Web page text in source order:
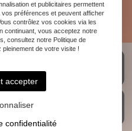
et publicitaires permettent
préférences et peuvent afficher
contrôlez vos cookies via les
continuant, vous acceptez notre
consultez notre Politique de
pleinement de votre visite !
accepter
confidentialité